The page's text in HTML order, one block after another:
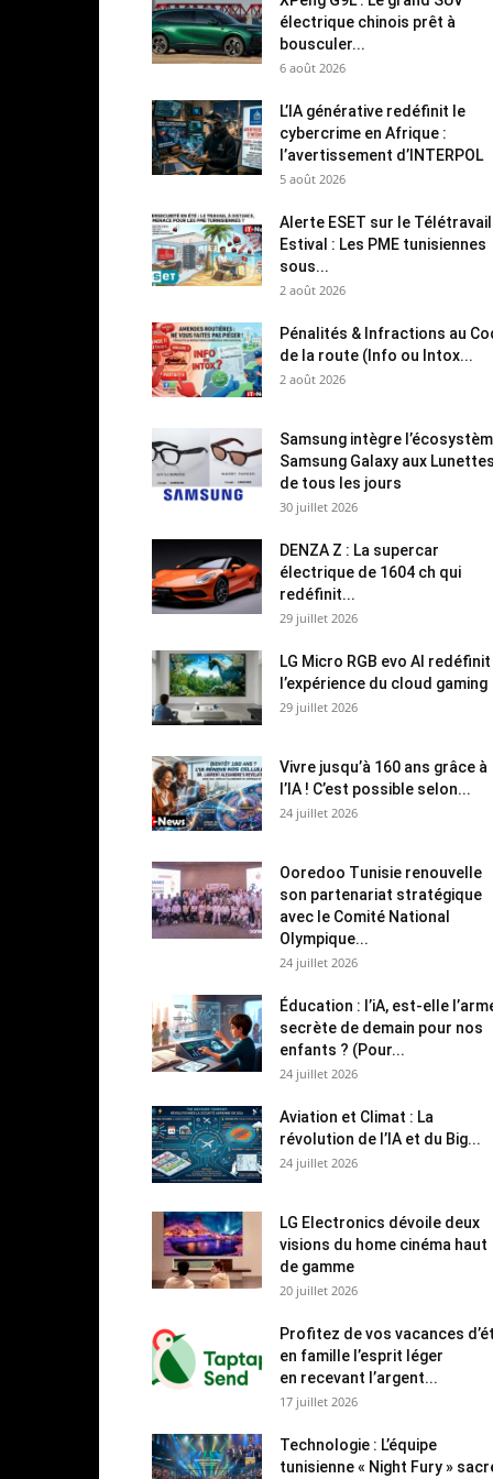
électrique chinois prêt à
bousculer...
6 août 2026
L’IA générative redéfinit le
cybercrime en Afrique :
l’avertissement d’INTERPOL
5 août 2026
Alerte ESET sur le Télétravail
Estival : Les PME tunisiennes
sous...
2 août 2026
Pénalités & Infractions au
de la route (Info ou Intox...
2 août 2026
Samsung intègre
Samsung Galaxy aux
de tous les jours
30 juillet 2026
DENZA Z : La supercar
électrique de 1604 ch qui
redéfinit...
29 juillet 2026
LG Micro RGB evo AI redéfinit
l’expérience du cloud gaming
29 juillet 2026
Vivre jusqu’à 160 ans grâce à
l’IA ! C’est possible selon...
24 juillet 2026
Ooredoo Tunisie renouvelle
son partenariat stratégique
avec le Comité National
Olympique...
24 juillet 2026
Éducation : l’iA, est-elle
secrète de demain pour nos
enfants ? (Pour...
24 juillet 2026
Aviation et Climat : La
révolution de l’IA et du Big...
24 juillet 2026
LG Electronics dévoile deux
visions du home cinéma haut
de gamme
20 juillet 2026
Profitez de vos vacances
en famille l’esprit léger
en recevant l’argent...
17 juillet 2026
Technologie : L’équipe
tunisienne « Night Fury »